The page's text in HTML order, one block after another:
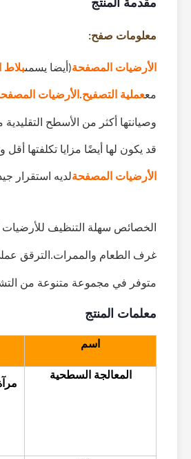
مقدمة المنتج
معلومات صفح:
الأرضيات المصفحة(أيضا يسمىبلاط
مععملية التصفيح. الأرضيات
وصيانتها أكثر من الأسطح
قد يكون لها أيضًا مزايا تكلفتها
الأرضيات المصفحةلديه استقرار
الخصائص سهلة التنظيف للأرضيات
غرف الطعام والممرات.الترقق
متوفر في مجموعة متنوعة من
معلمات المنتج
اسم
المعالجة السطحية